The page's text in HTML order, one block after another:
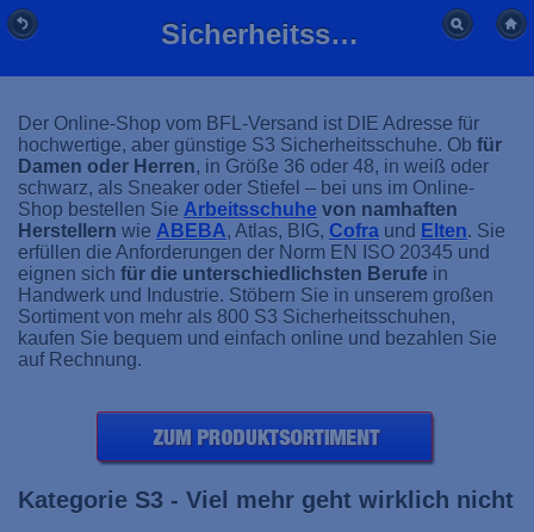
Sicherheitsschuhe S3 günstig kaufen | BFL-Versand
Der Online-Shop vom BFL-Versand ist DIE Adresse für
hochwertige, aber günstige S3 Sicherheitsschuhe. Ob für
Damen oder Herren, in Größe 36 oder 48, in weiß oder
schwarz, als Sneaker oder Stiefel – bei uns im Online-
Shop bestellen Sie Arbeitsschuhe von namhaften
Herstellern wie ABEBA, Atlas, BIG, Cofra und Elten. Sie
erfüllen die Anforderungen der Norm EN ISO 20345 und
eignen sich für die unterschiedlichsten Berufe in
Handwerk und Industrie. Stöbern Sie in unserem großen
Sortiment von mehr als 800 S3 Sicherheitsschuhen,
kaufen Sie bequem und einfach online und bezahlen Sie
auf Rechnung.
Kategorie S3 - Viel mehr geht wirklich nicht